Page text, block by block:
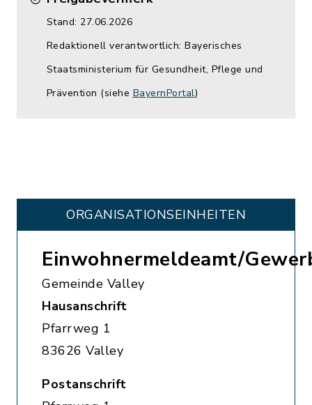
Stand: 27.06.2026
Redaktionell verantwortlich: Bayerisches
Staatsministerium für Gesundheit, Pflege und
Prävention (siehe BayernPortal)
ORGANISATIONS­EINHEITEN
Einwohnermeldeamt/
Gemeinde Valley
Hausanschrift
Pfarrweg 1
83626 Valley
Postanschrift